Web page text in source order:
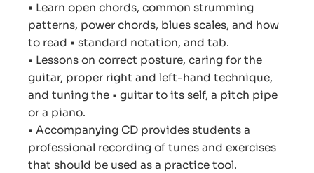
• Learn open chords, common strumming
patterns, power chords, blues scales, and how
to read • standard notation, and tab.
• Lessons on correct posture, caring for the
guitar, proper right and left-hand technique,
and tuning the • guitar to its self, a pitch pipe
or a piano.
• Accompanying CD provides students a
professional recording of tunes and exercises
that should be used as a practice tool.